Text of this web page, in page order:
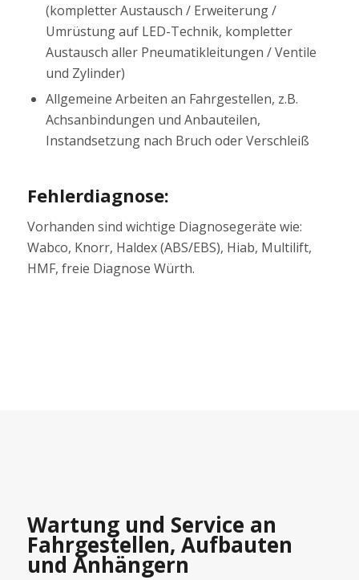
(kompletter Austausch / Erweiterung /
Umrüstung auf LED-Technik, kompletter
Austausch aller Pneumatikleitungen / Ventile
und Zylinder)
Allgemeine Arbeiten an Fahrgestellen, z.B.
Achsanbindungen und Anbauteilen,
Instandsetzung nach Bruch oder Verschleiß
Fehlerdiagnose:
Vorhanden sind wichtige Diagnosegeräte wie:
Wabco, Knorr, Haldex (ABS/EBS), Hiab, Multilift,
HMF, freie Diagnose Würth.
Wartung und Service an
Fahrgestellen, Aufbauten
und Anhängern